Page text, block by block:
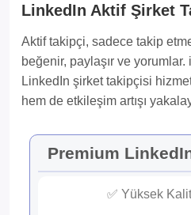
LinkedIn Aktif Şirket
Aktif takipçi, sadece takip
beğenir, paylaşır ve
LinkedIn şirket takipçisi
hem de etkileşim artışı
Premium
✅ Yüksek